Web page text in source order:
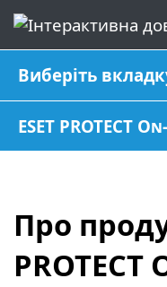
Виберіть
ESET PROTECT
Про
PROTECT